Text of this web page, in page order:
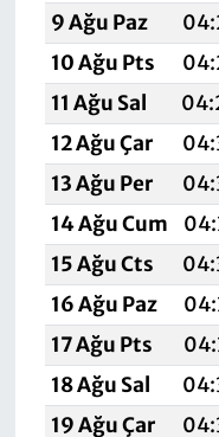
9 Ağu Paz
10 Ağu Pts
11 Ağu Sal
12 Ağu Çar
13 Ağu Per
14 Ağu Cum
15 Ağu Cts
16 Ağu Paz
17 Ağu Pts
18 Ağu Sal
19 Ağu Çar